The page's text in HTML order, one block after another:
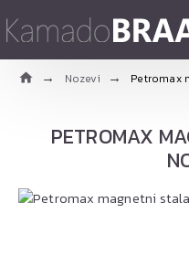
Nozevi Petromax
PETROMAX